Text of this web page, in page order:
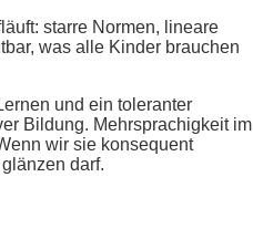
starre Normen, lineare
was alle Kinder brauchen
und ein toleranter
Bildung. Mehrsprachigkeit im
wir sie konsequent
darf.